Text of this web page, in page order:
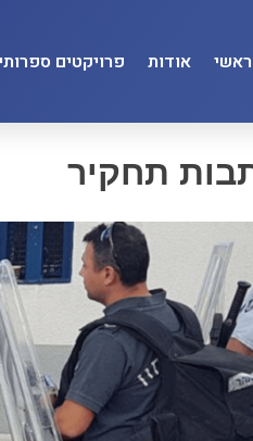
ראשי אודות פרויקטים
תחקיר